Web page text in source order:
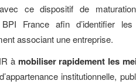
ce dispositif de
France afin d’identifier les
associant une entreprise.
à mobiliser rapidement les
institutionnelle,